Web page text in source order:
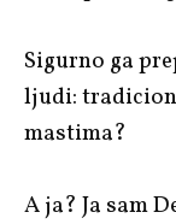
Sigurno ga
ljudi:
mastima?
A ja? Ja sam